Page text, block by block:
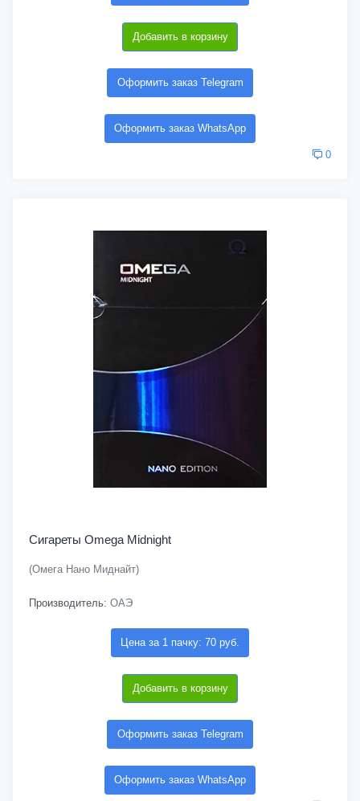
Добавить в корзину
Оформить заказ Telegram
Оформить заказ WhatsApp
0
Сигареты Omega Midnight
(Омега Нано Миднайт)
Производитель: ОАЭ
Цена за 1 пачку: 70 руб.
Добавить в корзину
Оформить заказ Telegram
Оформить заказ WhatsApp